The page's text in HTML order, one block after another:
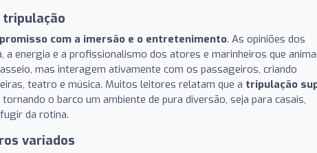
tripulação
com a imersão e o entretenimento. As opiniões dos
energia e a profissionalismo dos atores e marinheiros que
mas interagem ativamente com os passageiros, criando
teatro e música. Muitos leitores relatam que a tripulação
o barco um ambiente de pura diversão, seja para casais,
da rotina.
variados